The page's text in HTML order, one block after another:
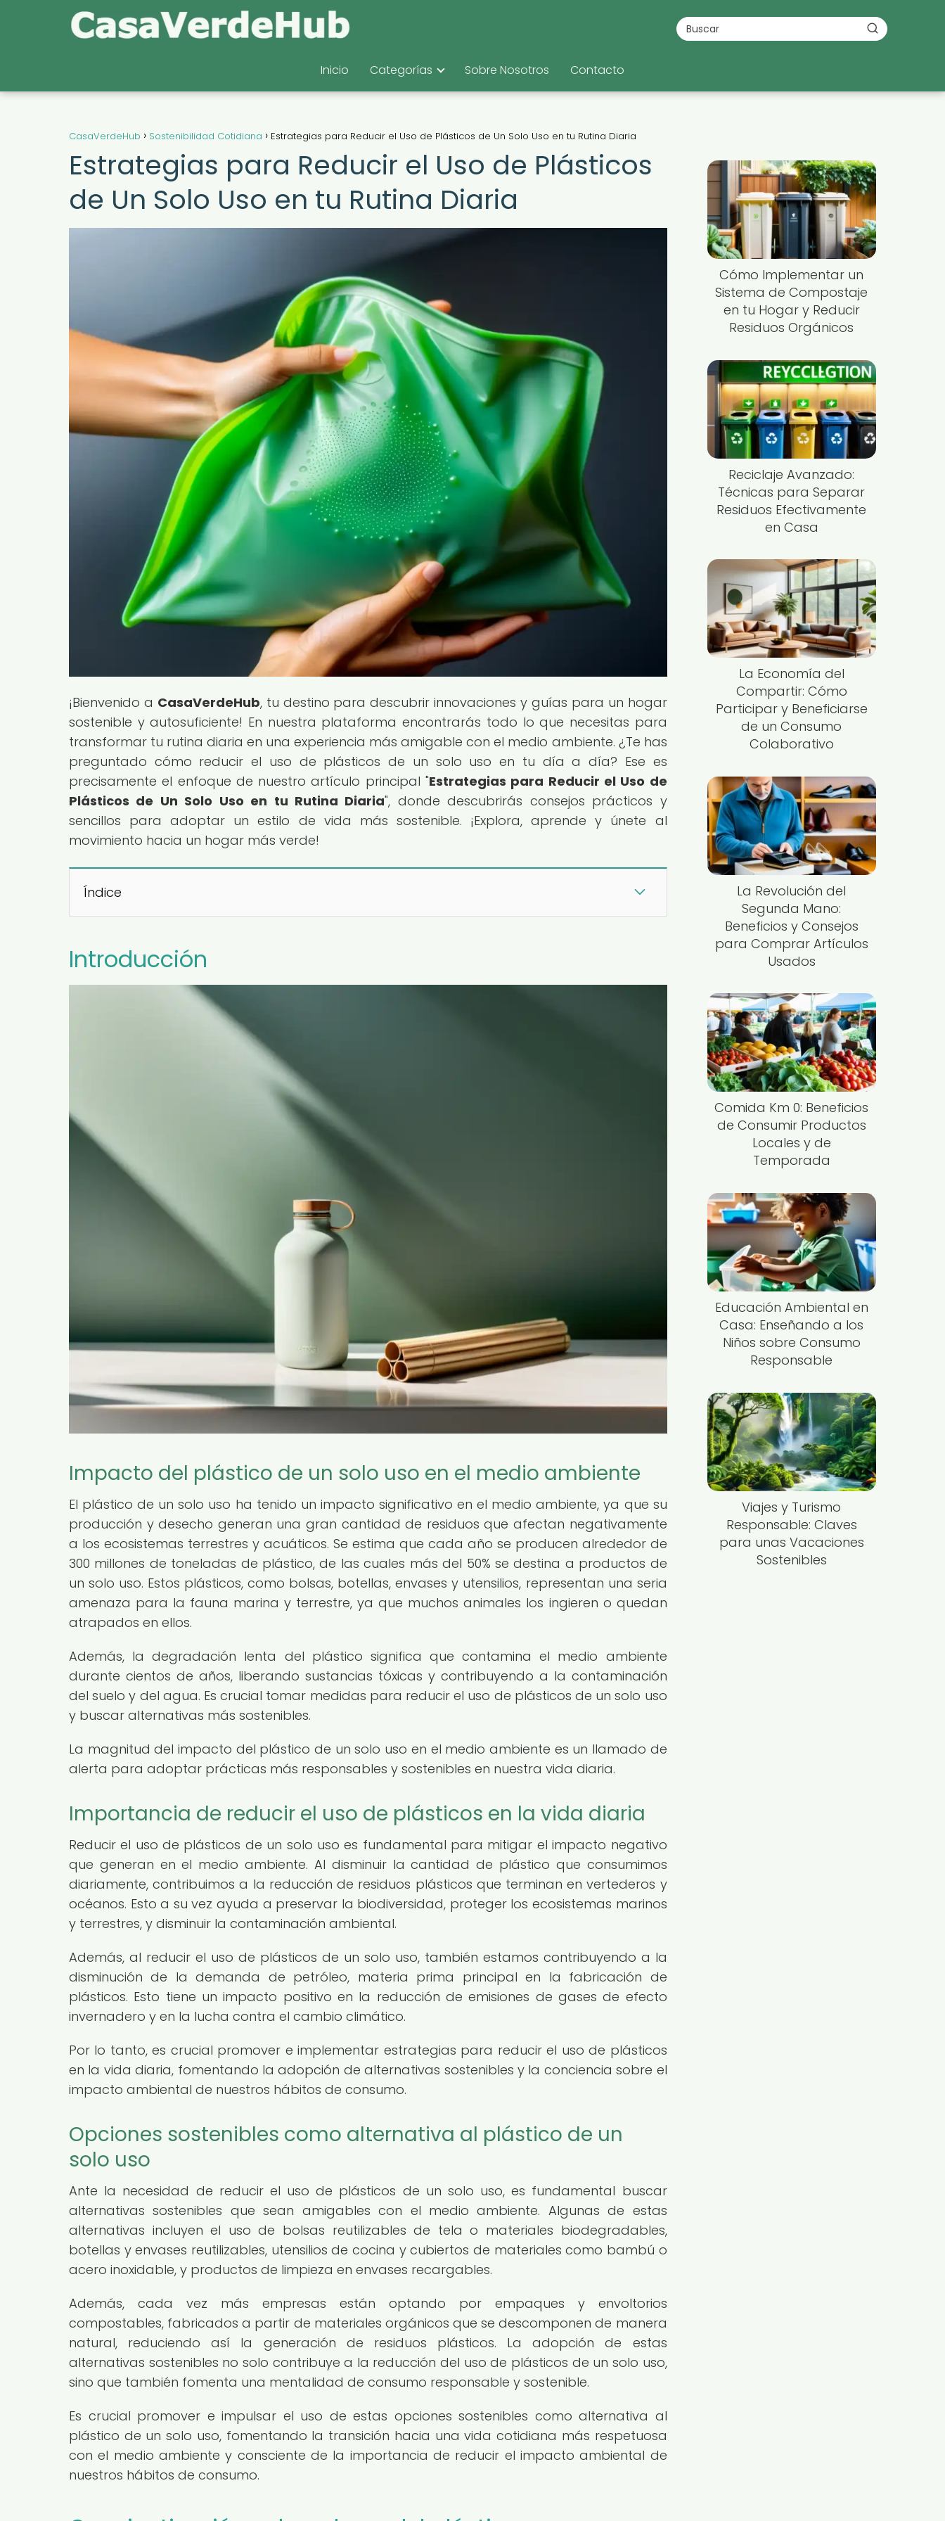
Inicio Categorías Sobre Nosotros Contacto
CasaVerdeHub Sostenibilidad Cotidiana Estrategias para Reducir el Uso de Plásticos de Un Solo Uso en tu Rutina Diaria
Estrategias para Reducir el Uso de Plásticos
de Un Solo Uso en tu Rutina Diaria
¡Bienvenido a CasaVerdeHub, tu destino para descubrir innovaciones y guías para un hogar
sostenible y autosuficiente! En nuestra plataforma encontrarás todo lo que necesitas para
transformar tu rutina diaria en una experiencia más amigable con el medio ambiente. ¿Te has
preguntado cómo reducir el uso de plásticos de un solo uso en tu día a día? Ese es
precisamente el enfoque de nuestro artículo principal "Estrategias para Reducir el Uso de
Plásticos de Un Solo Uso en tu Rutina Diaria", donde descubrirás consejos prácticos y
sencillos para adoptar un estilo de vida más sostenible. ¡Explora, aprende y únete al
movimiento hacia un hogar más verde!
Índice
Introducción
Impacto del plástico de un solo uso en el medio ambiente
El plástico de un solo uso ha tenido un impacto significativo en el medio ambiente, ya que su
producción y desecho generan una gran cantidad de residuos que afectan negativamente
a los ecosistemas terrestres y acuáticos. Se estima que cada año se producen alrededor de
300 millones de toneladas de plástico, de las cuales más del 50% se destina a productos de
un solo uso. Estos plásticos, como bolsas, botellas, envases y utensilios, representan una seria
amenaza para la fauna marina y terrestre, ya que muchos animales los ingieren o quedan
atrapados en ellos.
Además, la degradación lenta del plástico significa que contamina el medio ambiente
durante cientos de años, liberando sustancias tóxicas y contribuyendo a la contaminación
del suelo y del agua. Es crucial tomar medidas para reducir el uso de plásticos de un solo uso
y buscar alternativas más sostenibles.
La magnitud del impacto del plástico de un solo uso en el medio ambiente es un llamado de
alerta para adoptar prácticas más responsables y sostenibles en nuestra vida diaria.
Importancia de reducir el uso de plásticos en la vida diaria
Reducir el uso de plásticos de un solo uso es fundamental para mitigar el impacto negativo
que generan en el medio ambiente. Al disminuir la cantidad de plástico que consumimos
diariamente, contribuimos a la reducción de residuos plásticos que terminan en vertederos y
océanos. Esto a su vez ayuda a preservar la biodiversidad, proteger los ecosistemas marinos
y terrestres, y disminuir la contaminación ambiental.
Además, al reducir el uso de plásticos de un solo uso, también estamos contribuyendo a la
disminución de la demanda de petróleo, materia prima principal en la fabricación de
plásticos. Esto tiene un impacto positivo en la reducción de emisiones de gases de efecto
invernadero y en la lucha contra el cambio climático.
Por lo tanto, es crucial promover e implementar estrategias para reducir el uso de plásticos
en la vida diaria, fomentando la adopción de alternativas sostenibles y la conciencia sobre el
impacto ambiental de nuestros hábitos de consumo.
Opciones sostenibles como alternativa al plástico de un
solo uso
Ante la necesidad de reducir el uso de plásticos de un solo uso, es fundamental buscar
alternativas sostenibles que sean amigables con el medio ambiente. Algunas de estas
alternativas incluyen el uso de bolsas reutilizables de tela o materiales biodegradables,
botellas y envases reutilizables, utensilios de cocina y cubiertos de materiales como bambú o
acero inoxidable, y productos de limpieza en envases recargables.
Además, cada vez más empresas están optando por empaques y envoltorios
compostables, fabricados a partir de materiales orgánicos que se descomponen de manera
natural, reduciendo así la generación de residuos plásticos. La adopción de estas
alternativas sostenibles no solo contribuye a la reducción del uso de plásticos de un solo uso,
sino que también fomenta una mentalidad de consumo responsable y sostenible.
Es crucial promover e impulsar el uso de estas opciones sostenibles como alternativa al
plástico de un solo uso, fomentando la transición hacia una vida cotidiana más respetuosa
con el medio ambiente y consciente de la importancia de reducir el impacto ambiental de
nuestros hábitos de consumo.
Cómo Implementar un
Sistema de Compostaje
en tu Hogar y Reducir
Residuos Orgánicos
Reciclaje Avanzado:
Técnicas para Separar
Residuos Efectivamente
en Casa
La Economía del
Compartir: Cómo
Participar y Beneficiarse
de un Consumo
Colaborativo
La Revolución del
Segunda Mano:
Beneficios y Consejos
para Comprar Artículos
Usados
Comida Km 0: Beneficios
de Consumir Productos
Locales y de
Temporada
Educación Ambiental en
Casa: Enseñando a los
Niños sobre Consumo
Responsable
Viajes y Turismo
Responsable: Claves
para unas Vacaciones
Sostenibles